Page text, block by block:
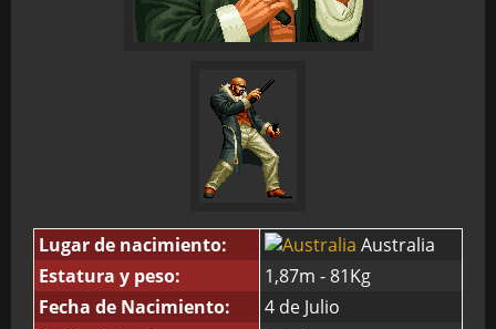
Lugar de nacimiento:
Australia
Estatura y peso:
1,87m - 81Kg
Fecha de Nacimiento:
4 de Julio